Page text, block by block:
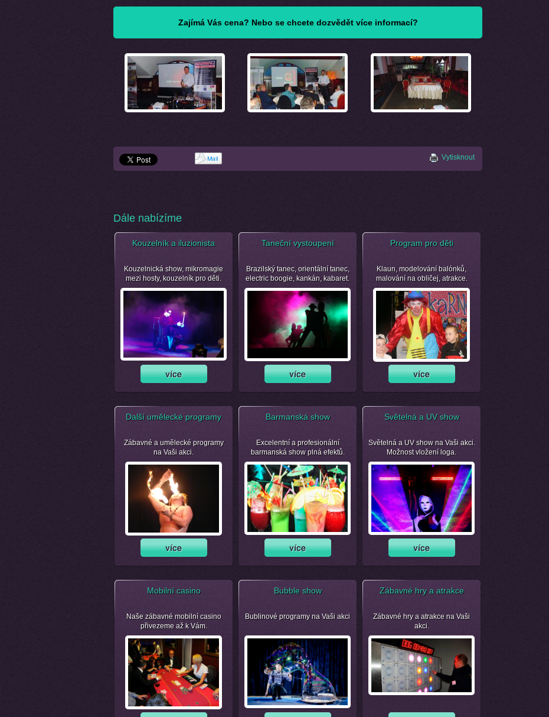
Zajímá Vás cena? Nebo se chcete dozvědět více informací?
Vytisknout
Dále nabízíme
Kouzelník a iluzionista
Kouzelnická show, mikromagie
mezi hosty, kouzelník pro děti.
Taneční vystoupení
Brazilský tanec, orientální tanec,
electric boogie, kankán, kabaret.
Program pro děti
Klaun, modelování balónků,
malování na obličej, atrakce.
Další umělecké programy
Zábavné a umělecké programy
na Vaši akci.
Barmanská show
Excelentní a profesionální
barmanská show plná efektů.
Světelná a UV show
Světelná a UV show na Vaši akci.
Možnost vložení loga.
Mobilní casino
Naše zábavné mobilní casino
přivezeme až k Vám.
Bubble show
Bublinové programy na Vaši akci
Zábavné hry a atrakce
Zábavné hry a atrakce na Vaši
akci.